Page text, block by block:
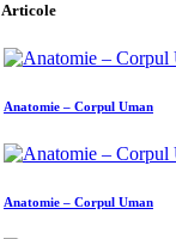
Articole
Anatomie – Corpul Uman
Anatomie – Corpul Uman